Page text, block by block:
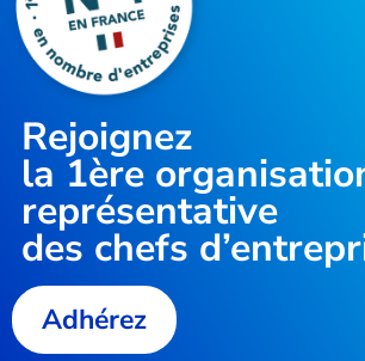
Rejoignez
la 1ère
représentative
des chefs
Adhérez